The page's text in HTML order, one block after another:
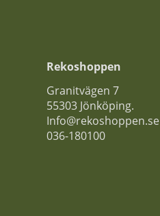
Rekoshoppen
Granitvägen 7
55303 Jönköping.
Info@rekoshoppen.se
036-180100